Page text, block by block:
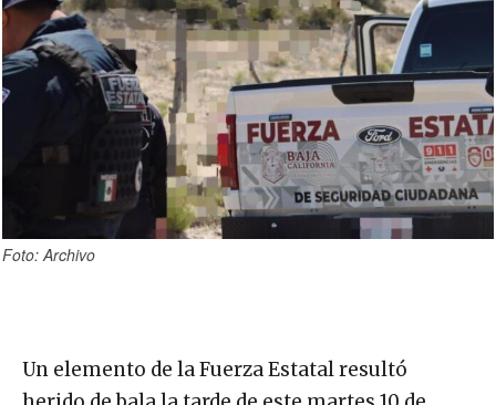
Foto: Archivo
Un elemento de la Fuerza Estatal resultó